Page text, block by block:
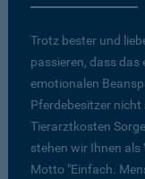
Trotz bester und
passieren, dass das
emotionalen
Pferdebesitzer
Tierarztkosten
stehen wir Ihnen als
Motto "Einfach.